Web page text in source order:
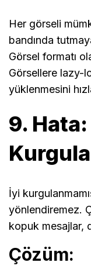
Her görseli
bandında
Görsel formatı
Görsellere lazy-
yüklenmesini
9.
İyi
yönlendiremez.
kopuk mesajlar,
Çözüm: